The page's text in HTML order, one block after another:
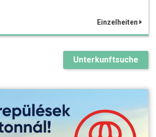
Einzelheiten
Unterkunftsuche